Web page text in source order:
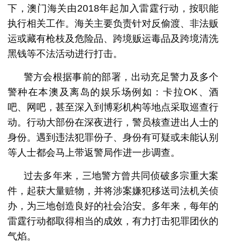
下，澳门海关由2018年起加入雷霆行动，按职能
执行相关工作。海关主要负责针对反偷渡、非法贩
运或藏有枪枝及危险品、跨境贩运毒品及跨境清洗
黑钱等不法活动进行打击。
警方会根据事前的部署，出动充足警力及多个
警种在本澳及离岛的娱乐场例如：卡拉OK、酒
吧、网吧，甚至深入到博彩机构等地点采取巡查行
动。行动大部份在深夜进行，警员核查进出人士的
身份。遇到违法犯罪份子、身份有可疑或未能认别
等人士都会马上带返警局作进一步调查。
过去多年来，三地警方曾共同侦破多宗重大案
件，起获大量赃物，并将涉案嫌犯移送司法机关侦
办，为三地创造良好的社会治安。多年来，每年的
雷霆行动都取得相当的成效，有力打击犯罪团伙的
气焰。